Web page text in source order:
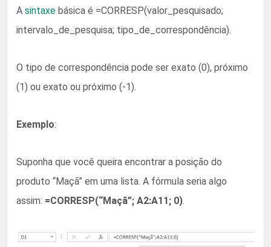
A sintaxe básica é =CORRESP(valor_pesquisado;
intervalo_de_pesquisa; tipo_de_correspondência).
O tipo de correspondência pode ser exato (0), próximo
(1) ou exato ou próximo (-1).
Exemplo:
Suponha que você queira encontrar a posição do
produto “Maçã” em uma lista. A fórmula seria algo
assim: =CORRESP(“Maçã”; A2:A11; 0).